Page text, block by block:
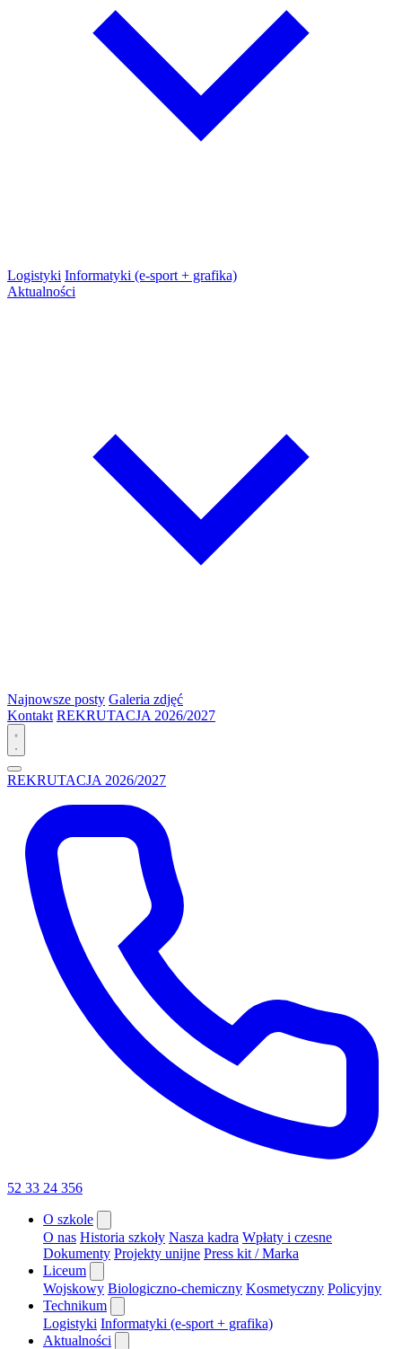
Logistyki Informatyki (e-sport + grafika)
Aktualności
Najnowsze posty Galeria zdjęć
Kontakt REKRUTACJA 2026/2027
REKRUTACJA 2026/2027
52 33 24 356
O szkole
O nas Historia szkoły Nasza kadra Wpłaty i czesne
Dokumenty Projekty unijne Press kit / Marka
Liceum
Wojskowy Biologiczno-chemiczny Kosmetyczny Policyjny
Technikum
Logistyki Informatyki (e-sport + grafika)
Aktualności